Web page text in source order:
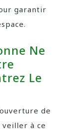
garantir
Ne
Le
de
à ce